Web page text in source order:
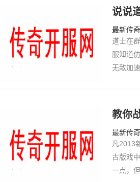
说说
最新传
道士在
服知道
无敌加
教你
最新传
凡2013
古版戏
一点，